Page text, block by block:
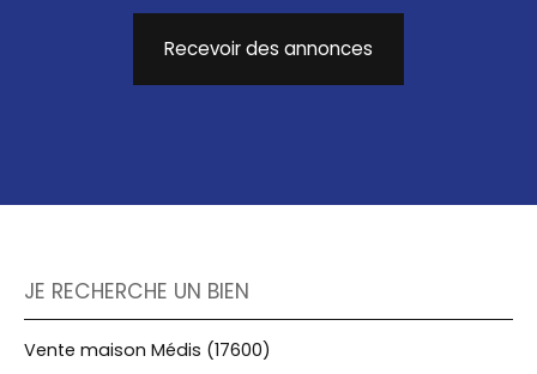
Recevoir des annonces
JE RECHERCHE UN BIEN
Vente maison Médis (17600)